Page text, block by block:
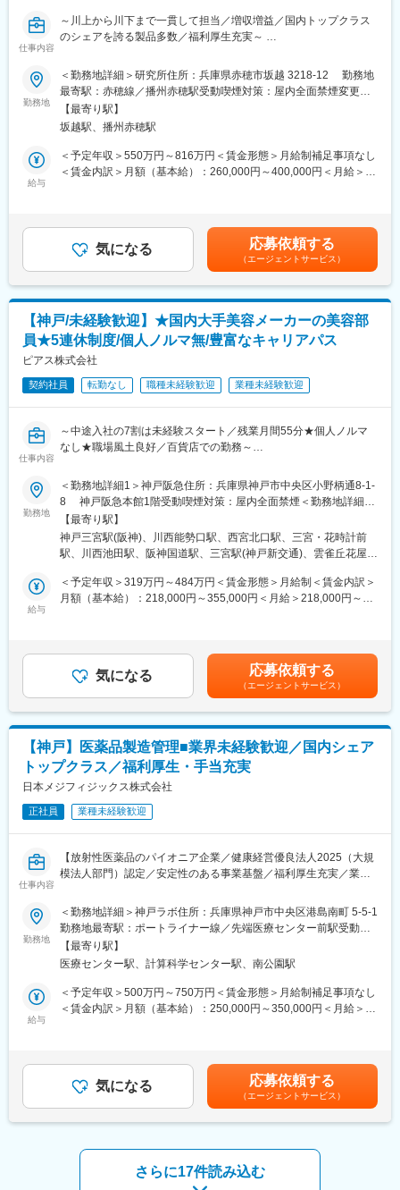
・「この薬すごく効き目があって良かったよ。」「こないだのリ
ンゴ酢美味しかった。ちょうどまた買おうと思ってたの。来てく
変更の範囲：会社の定める業務
ることができます。
◇設備・環境・安全・法令対応など幅広い分野に関わるため、専
門性と総合力の双方を高めることができる点が特徴です。
であり、未経験の方に対しても段階的な教育・訓練を実施してい
るため、安心して業務に取り組める環境が整っています。
◇設備の安定稼働を支える立場として、改善提案や設備更新にも
主体的に関わることができ、自身の取り組みが工場全体の安定操
◇働き方の面では、原則残業はなく、年間休日127日と休暇制度
も充実しています。有給休暇についても希望日に取得しやすい環
用となっており、ワークライフバランスを維持しながら働くこと
が可能です。
■組織構成：
配属部署には11名が在籍しております。
・男女比：9：1（男性10名、女性1名）
・年齢層：平均40代
・部署の雰囲気や特徴：情報共有を行いながら課内で協力し合い
方向性を定め、自分のペースで働きやすい環境です。
仕事内容
～川上から川下まで一貫して担当／増収増益／国内トップクラス
のシェアを誇る製品多数／福利厚生充実～
■職務内容：
ウイルス・菌・花粉対策用の商品など衛生用品事業に関する新た
な商品の開発、研究のスタッフとしての活躍を期待しています。
・アイデア創造、研究・開発テーマの設定業務
・製品の処方設計、試験系の構築、機能評価
・容器包材仕様の検討、評価
・特許調査、出願
ルケア、洗浄剤、除菌剤など力を発揮いただける商品カテゴリー
の担当についていただく可能性もあります。
去最高を記録しました。研究開発には2,673百万円を費やしていま
す。
・製品群が多いため、企業規模の割に研究開発体制は一つのユニ
ットは10名弱と少数精鋭です。それゆえ、一人あたりの裁量権が
大きく、研究員自らがコンセプト立案、処方・容器開発、効力評
価、量産化移管まで関連部門と連携しながら商品開発を一貫して
担当できます。自分の開発した商品が販売されるときは、わが子
のような愛着が生まれると同時に、商品開発全般を俯瞰した経
験、知識が身に付きます。
・新製品の場合、開発のリードタイムは平均的に2～3年程度で
る場合もあります。
・海外向け製品の開発を赤穂でも行っています。部内にグローバ
ル研究部があり、適性や希望に応じて海外向け製品の開発や駐在
など、グローバルに活躍の場を広げるチャンスがあります。
・研究開発部門や赤穂工場は部門間の垣根が低く、風通しが良い
がある職場です。横串でのワーキングプロジェクトなど率先して
取り組んでいます。
涯学習や子育て環境が充実するなど、様々な世代の方々が、“住む
のにちょうどいいまち”です。自動車通勤も可能ですので、赤穂市
にて生活を安定させることが可能です。
変更の範囲：会社の定める業務
勤務地
＜勤務地詳細＞研究所住所：兵庫県赤穂市坂越 3218-12 勤務地
最寄駅：赤穂線／播州赤穂駅受動喫煙対策：屋内全面禁煙変更の
範囲：会社の定める事業所
【最寄り駅】
坂越駅、播州赤穂駅
給与
＜予定年収＞550万円～816万円＜賃金形態＞月給制補足事項なし
＜賃金内訳＞月額（基本給）：260,000円～400,000円＜月給＞
30,000円 課長60,000円賃金はあくまでも目安の金額であり、選
考を通じて上下する可能性があります。月給(月額)は固定手当を含
めた表記です。
気になる 応募依頼する
（エージェントサービス）
【神戸/未経験歓迎】★国内大手美容メーカーの美容部
員★5連休制度/個人ノルマ無/豊富なキャリアパス
ピアス株式会社
契約社員 転勤なし 職種未経験歓迎 業種未経験歓迎
仕事内容
～中途入社の7割は未経験スタート／残業月間55分★個人ノルマ
なし★職場風土良好／百貨店での勤務～
ります。
■カバーマークについて
カバーマークは、「ハトムギ化粧水」「OPERA」「デジャヴュ」
などのヒット商品を展開する国内大手美容メーカー「ピアスグル
ープ」のブランドで、全国の百貨店に店舗を展開しています。
ファンデーションのエキスパートブランドとして、ファンデーシ
ョン・スキンケア・ポイントメイクアップ製品などラインナップ
■仕事内容
メイクアップやスキンケア、美容サービスに関するカウンセリン
■職場環境
・当社には“自分以外はすべてお客様“という考えが浸透し、年齢や
役職に関係なく、スタッフがお互いに思いやりをもって働ける環
境です。
・年に一度表彰制度あり！ご自身の頑張りをしっかりと認めても
らえる環境です。
・個人ノルマはなく、チームで業務を進めるのが当社の特徴で
す。仲間と目標達成したときは大きなやりがいを感じられます！
■ご入社後の流れ
2.ブランド研修：対面7日間
3.店舗OJT
先輩の手つきを見せてもらいながら何度もタッチアップの練習を
し、アドバイスしてもらえるので一人で悩むこともありません。
い方だと入店1ヵ月程度で1人立ちとなります。
※その後も3年間にわたってメイクアップ・スキンケアに関する定
大手美容メーカーだから実現できる！
1）チーフ（店長）やエリアマネージャー、ブランド責任者のよう
なマネジメントを目指せます
にチャレンジできます
3）本社で人事・製品プロモーション・マーケティングなどに携わ
勤務地
＜勤務地詳細1＞神戸阪急住所：兵庫県神戸市中央区小野柄通8-1-
8 神戸阪急本館1階受動喫煙対策：屋内全面禁煙＜勤務地詳細2
＞川西阪急スクエア住所：兵庫県川西市栄町26-1 勤務地最寄駅：
JR線／川西池田駅受動喫煙対策：屋内全面禁煙＜勤務地詳細3＞
西宮阪急住所：兵庫県西宮市高松町14-1 勤務地最寄駅：阪急神戸
【最寄り駅】
神戸三宮駅(阪神)、川西能勢口駅、西宮北口駅、三宮・花時計前
駅、川西池田駅、阪神国道駅、三宮駅(神戸新交通)、雲雀丘花屋敷
給与
＜予定年収＞319万円～484万円＜賃金形態＞月給制＜賃金内訳＞
月額（基本給）：218,000円～355,000円＜月給＞218,000円～
給額43万円）■特別賞与：年1回（昨年支給額15万円）※業績賞与
と特別賞与は業績状況による■モデル年収：チーフ（5年目）407
万円賃金はあくまでも目安の金額であり、選考を通じて上下する
可能性があります。月給(月額)は固定手当を含めた表記です。
気になる 応募依頼する
（エージェントサービス）
【神戸】医薬品製造管理■業界未経験歓迎／国内シェア
トップクラス／福利厚生・手当充実
日本メジフィジックス株式会社
正社員 業種未経験歓迎
仕事内容
【放射性医薬品のパイオニア企業／健康経営優良法人2025（大規
模法人部門）認定／安定性のある事業基盤／福利厚生充実／業界
■職務内容
以下業務をご担当頂きます。ご入社後はOJT形式で先輩社員が付
き添いながら機械操作や医薬品製造業務をレクチャー致します。
・放射性医薬品の製造（製造作業だけでなく管理業務、開発業務
を含む）
・治験薬製造管理 等
・22:00～翌6:30、0:00～8:30、3:30～12:00、2:00～10:30、
21:30～翌6:00、1:00～9:30、7:00～15:30、8:00～16:30、6:00
～14:30、4:30～13:00、17:00～翌1:30、8:45～17:15
勤務地
＜勤務地詳細＞神戸ラボ住所：兵庫県神戸市中央区港島南町 5-5-1
勤務地最寄駅：ポートライナー線／先端医療センター前駅受動喫
煙対策：屋内全面禁煙変更の範囲：会社の定める事業所
【最寄り駅】
医療センター駅、計算科学センター駅、南公園駅
給与
＜予定年収＞500万円～750万円＜賃金形態＞月給制補足事項なし
＜賃金内訳＞月額（基本給）：250,000円～350,000円＜月給＞
績のターゲット100％達成の場合支給■昇給：年1回賃金はあくま
でも目安の金額であり、選考を通じて上下する可能性がありま
す。月給(月額)は固定手当を含めた表記です。
気になる 応募依頼する
（エージェントサービス）
さらに17件読み込む